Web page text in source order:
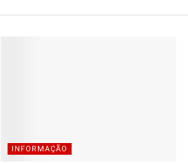
INFORMAÇÃO